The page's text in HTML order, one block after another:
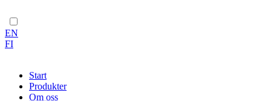
EN
FI
Start
Produkter
Om oss